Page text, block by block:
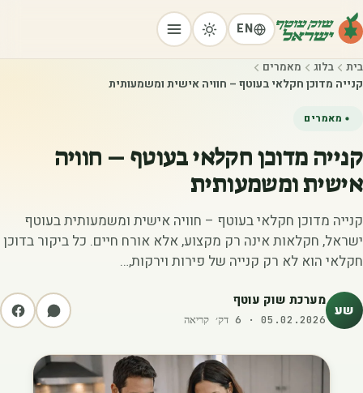
EN
בית בלוג
מאמרים
קנייה מדוכן חקלאי בעוטף – חוויה אישית ומשמעותית
מאמרים
קנייה מדוכן חקלאי בעוטף – חוויה
אישית ומשמעותית
קנייה מדוכן חקלאי בעוטף – חוויה אישית ומשמעותית בעוטף
ישראל, חקלאות אינה רק מקצוע, אלא אורח חיים. כל ביקור בדוכן
חקלאי הוא לא רק קנייה של פירות וירקות,…
שע מערכת שוק עוטף
05.02.2026
·
6 דק׳ קריאה